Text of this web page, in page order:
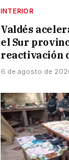
INTERIOR
Valdés
el Sur
reactivación
6 de agosto de